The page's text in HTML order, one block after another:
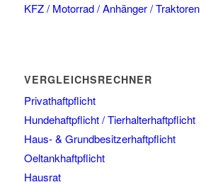
KFZ / Motorrad / Anhänger / Traktoren
VERGLEICHSRECHNER
Privathaftpflicht
Hundehaftpflicht / Tierhalterhaftpflicht
Haus- & Grundbesitzerhaftpflicht
Oeltankhaftpflicht
Hausrat